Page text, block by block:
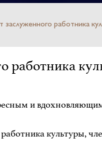
заслуженного работника
работника
и
культуры,